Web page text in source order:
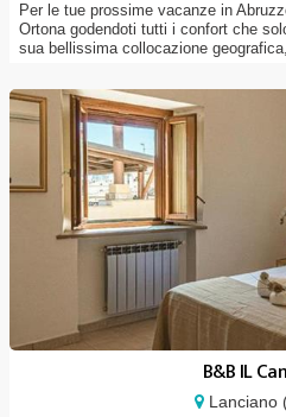
Per le tue prossime vacanze in
Ortona godendoti tutti i confort che
sua bellissima collocazione
B&B IL
Lanciano